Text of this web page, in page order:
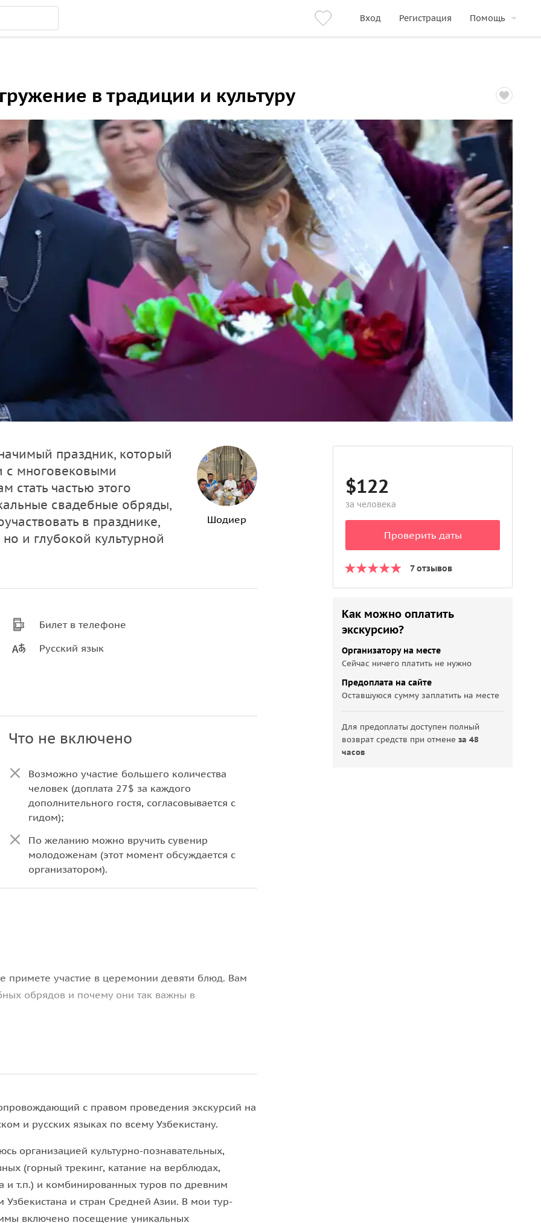
Вход Регистрация Помощь
в традиции и культуру
праздник, который
с многовековыми
стать частью этого
свадебные обряды,
в празднике,
и глубокой культурной
Шодиер
Билет в телефоне
Русский язык
Что не включено
Возможно участие большего количества
человек (доплата 27$ за каждого
дополнительного гостя, согласовывается с
гидом);
По желанию можно вручить сувенир
молодоженам (этот момент обсуждается с
организатором).
примете участие в церемонии девяти блюд. Вам
обрядов и почему они так важны в
и по каким правилам оно организовано.
молодоженов и стать частью этого
обмен, возможность по-настоящему
с правом проведения экскурсий на
и русских языках по всему Узбекистану.
организацией культурно-познавательных,
(горный трекинг, катание на верблюдах,
и т.п.) и комбинированных туров по древним
Узбекистана и стран Средней Азии. В мои тур-
включено посещение уникальных
$122
за человека
Проверить даты
7 отзывов
Как можно оплатить
экскурсию?
Организатору на месте
Сейчас ничего платить не нужно
Предоплата на сайте
Оставшуюся сумму заплатить на месте
Для предоплаты доступен полный
возврат средств при отменеза 48
часов